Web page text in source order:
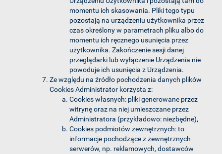
momentu ich skasowania. Pliki tego typu
pozostają na urządzeniu użytkownika przez
czas określony w parametrach pliku albo do
momentu ich ręcznego usunięcia przez
użytkownika. Zakończenie sesji danej
przeglądarki lub wyłączenie Urządzenia nie
powoduje ich usunięcia z Urządzenia.
Ze względu na źródło pochodzenia danych plików
Cookies Administrator korzysta z:
Cookies własnych: pliki generowane przez
witrynę oraz na niej umieszczane przez
Administratora (przykładowo: niezbędne),
Cookies podmiotów zewnętrznych: to
informacje pochodzące z zewnętrznych
serwerów, np. reklamowych, dostawców